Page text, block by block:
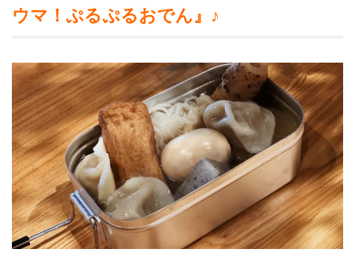
ウマ！ぷるぷるおでん』♪